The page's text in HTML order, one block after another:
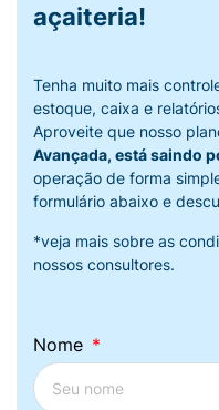
açaiteria!
Tenha muito mais
estoque, caixa e
Aproveite que nosso
Avançada, está saindo
operação de forma
formulário abaixo e
*veja mais sobre as
nossos consultores.
Nome